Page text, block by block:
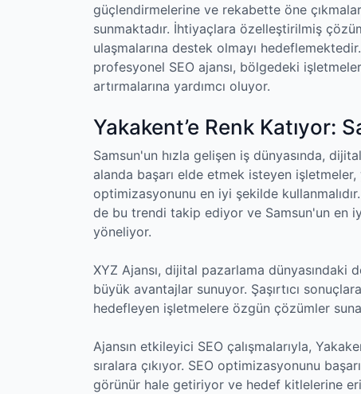
güçlendirmelerine ve rekabette öne
sunmaktadır. İhtiyaçlara özelleştirilmiş
ulaşmalarına destek olmayı
profesyonel SEO ajansı, bölgedeki
artırmalarına yardımcı oluyor.
Yakakent’e Renk Katıyor:
Samsun'un hızla gelişen iş dünyasında,
alanda başarı elde etmek isteyen
optimizasyonunu en iyi şekilde
de bu trendi takip ediyor ve Samsun'un en
yöneliyor.
XYZ Ajansı, dijital pazarlama dünyasındaki
büyük avantajlar sunuyor. Şaşırtıcı
hedefleyen işletmelere özgün çözümler
Ajansın etkileyici SEO çalışmalarıyla,
sıralara çıkıyor. SEO optimizasyonunu
görünür hale getiriyor ve hedef kitlelerine